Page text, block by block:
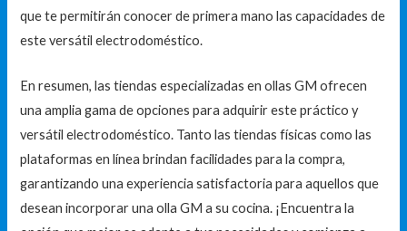
que te permitirán conocer de primera mano las capacidades de
este versátil electrodoméstico.
En resumen, las tiendas especializadas en ollas GM ofrecen
una amplia gama de opciones para adquirir este práctico y
versátil electrodoméstico. Tanto las tiendas físicas como las
plataformas en línea brindan facilidades para la compra,
garantizando una experiencia satisfactoria para aquellos que
desean incorporar una olla GM a su cocina. ¡Encuentra la